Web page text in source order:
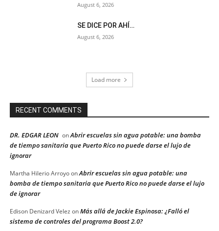
August 6, 2026
SE DICE POR AHÍ…
August 6, 2026
Load more
RECENT COMMENTS
DR. EDGAR LEON onAbrir escuelas sin agua potable: una bomba
de tiempo sanitaria que Puerto Rico no puede darse el lujo de
ignorar
Martha Hilerio ArroyoonAbrir escuelas sin agua potable: una
bomba de tiempo sanitaria que Puerto Rico no puede darse el lujo
de ignorar
Edison Denizard Velez onMás allá de Jackie Espinosa: ¿Falló el
sistema de controles del programa Boost 2.0?